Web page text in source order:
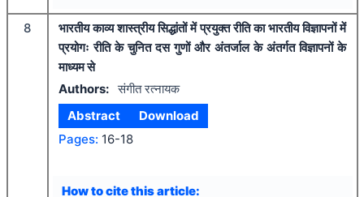
8
भारतीय काव्य शास्त्रीय सिद्धांतों में प्रयुक्त रीति का भारतीय विज्ञापनों में
प्रयोगः रीति के चुनित दस गुणों और अंतर्जाल के अंतर्गत विज्ञापनों के
माध्यम से
Authors: संगीत रत्नायक
Abstract
Download
Pages: 16-18
How to cite this article: